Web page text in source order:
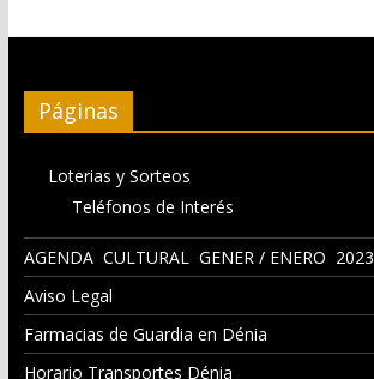
Páginas
Loterias y Sorteos
Teléfonos de Interés
AGENDA CULTURAL GENER / ENERO 2023
Aviso Legal
Farmacias de Guardia en Dénia
Horario Transportes Dénia